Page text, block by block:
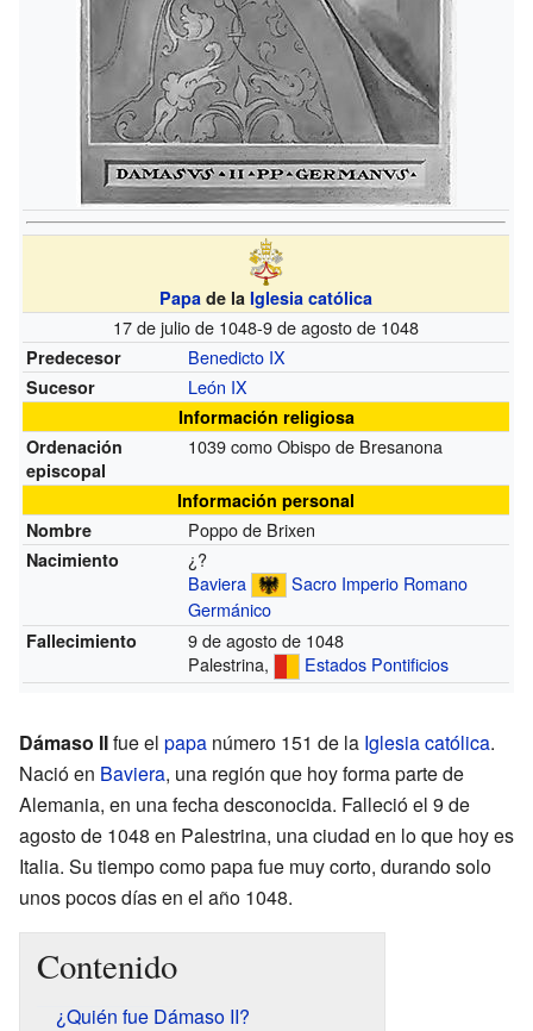
Papa de la Iglesia católica
17 de julio de 1048-9 de agosto de 1048
Predecesor Benedicto IX
Sucesor León IX
Información religiosa
Ordenación
episcopal
1039 como Obispo de Bresanona
Información personal
Nombre
Poppo de Brixen
Nacimiento
¿?
Baviera
Sacro Imperio Romano
Germánico
Fallecimiento
9 de agosto de 1048
Palestrina,
Estados Pontificios
Dámaso IIfue el papa número 151 de la Iglesia católica.
Nació en Baviera, una región que hoy forma parte de
Alemania, en una fecha desconocida. Falleció el 9 de
agosto de 1048 en Palestrina, una ciudad en lo que hoy es
Italia. Su tiempo como papa fue muy corto, durando solo
unos pocos días en el año 1048.
Contenido
¿Quién fue Dámaso II?